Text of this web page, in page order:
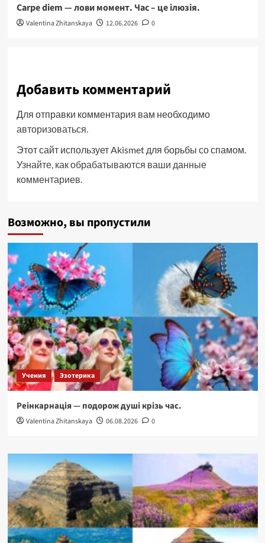
Carpe diem — лови момент. Час – це ілюзія.
Valentina Zhitanskaya 12.06.2026 0
Добавить комментарий
Для отправки комментария вам необходимо
авторизоваться.
Этот сайт использует Akismet для борьбы со спамом.
Узнайте, как обрабатываются ваши данные
комментариев.
Возможно, вы пропустили
Учения Эзотерика
Реінкарнація — подорож душі крізь час.
Valentina Zhitanskaya 06.08.2026 0